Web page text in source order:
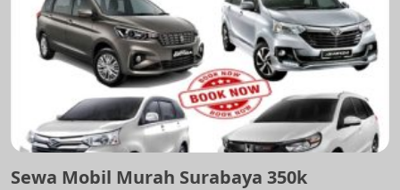
Sewa Mobil Murah Surabaya 350k